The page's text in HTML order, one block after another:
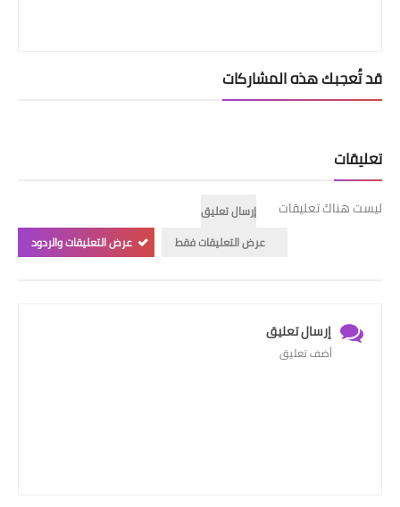
قد تُعجبك هذه المشاركات
تعليقات
ليست هناك تعليقات
إرسال تعليق
عرض التعليقات فقط
عرض التعليقات والردود
إرسال تعليق
أضف تعليق